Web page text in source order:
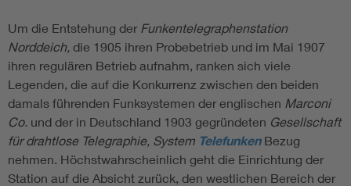
Um die Entstehung der Funkentelegraphenstation
Norddeich, die 1905 ihren Probebetrieb und im Mai 1907
ihren regulären Betrieb aufnahm, ranken sich viele
Legenden, die auf die Konkurrenz zwischen den beiden
damals führenden Funksystemen der englischen Marconi
Co. und der in Deutschland 1903 gegründeten Gesellschaft
für drahtlose Telegraphie, System TelefunkenBezug
nehmen. Höchstwahrscheinlich geht die Einrichtung der
Station auf die Absicht zurück, den westlichen Bereich der